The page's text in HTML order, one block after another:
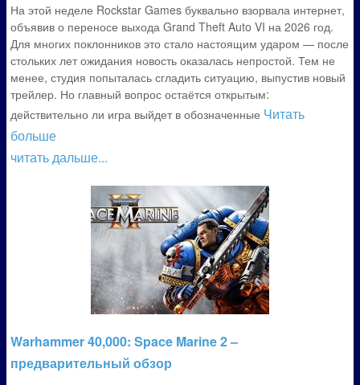
На этой неделе Rockstar Games буквально взорвала интернет,
объявив о переносе выхода Grand Theft Auto VI на 2026 год.
Для многих поклонников это стало настоящим ударом — после
стольких лет ожидания новость оказалась непростой. Тем не
менее, студия попыталась сгладить ситуацию, выпустив новый
трейлер. Но главный вопрос остаётся открытым:
действительно ли игра выйдет в обозначенные Читать
больше
читать дальше...
Warhammer 40,000: Space Marine 2 –
предварительный обзор